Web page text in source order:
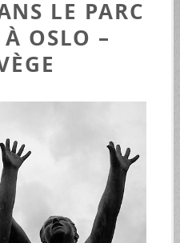
LE PARC
OSLO –